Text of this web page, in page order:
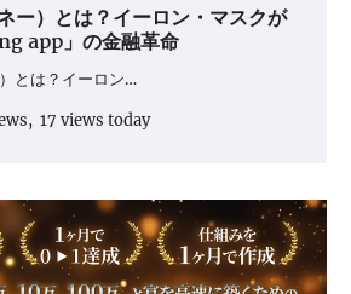
）とは？イーロン・マスクが
app」の金融革命
とは？イーロン…
17 views today